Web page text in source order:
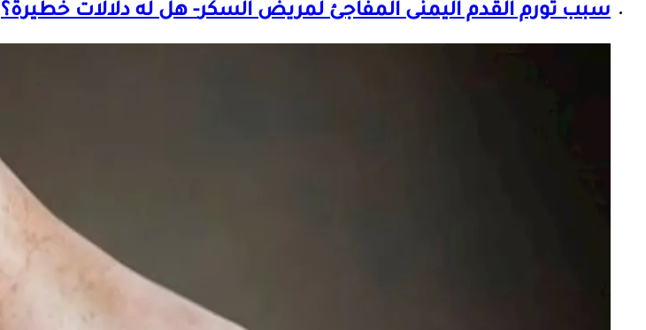
سبب تورم القدم اليمنى المفاجئ لمريض السكر- هل له دلالات خطيرة؟